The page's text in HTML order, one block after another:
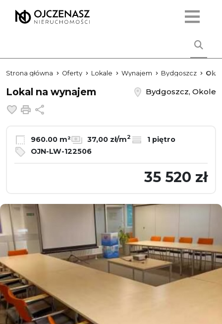
Strona główna Oferty Lokale Wynajem Bydgoszcz
Lokal na wynajem
Bydgoszcz, Okole
Dodaj do ulubionych
Drukuj
960.00 m² 37,00 zł/m2
1 piętro
OJN-LW-122506
35 520 zł